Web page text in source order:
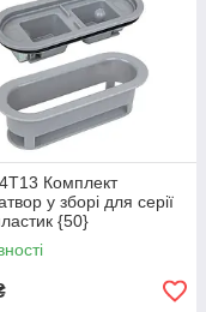
Комплект
у зборі для серії
{50}